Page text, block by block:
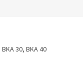
30, BKA 40